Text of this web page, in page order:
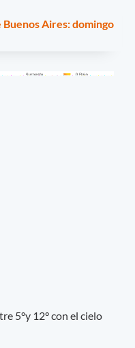
Buenos Aires: domingo
5°y 12° con el cielo